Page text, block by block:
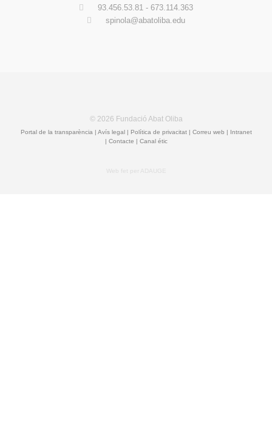
93.456.53.81 - 673.114.363
spinola@abatoliba.edu
© 2026 Fundació Abat Oliba
Portal de la transparència | Avís legal| Política de privacitat| Correu web | Intranet
| Contacte | Canal étic
Web fet per ADAUGE